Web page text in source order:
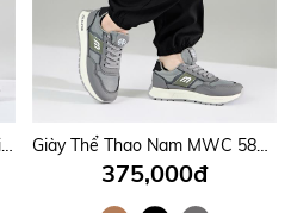
Giày Tây Nam MWC 6711 - Giày Tây Nam Buộc Dây Giả Thanh Lịch Có Họa Tiết Khóa Ấn Tượng, Sang Trọng, Thời Trang. Giày Thể Thao Nam MWC 5828 - Giày Sneaker Nam Đi Học, Đi Chơi, Leo Núi, Chạy Bộ Siêu Bền Đẹp Trẻ Trung, Năng Động.
375,000đ